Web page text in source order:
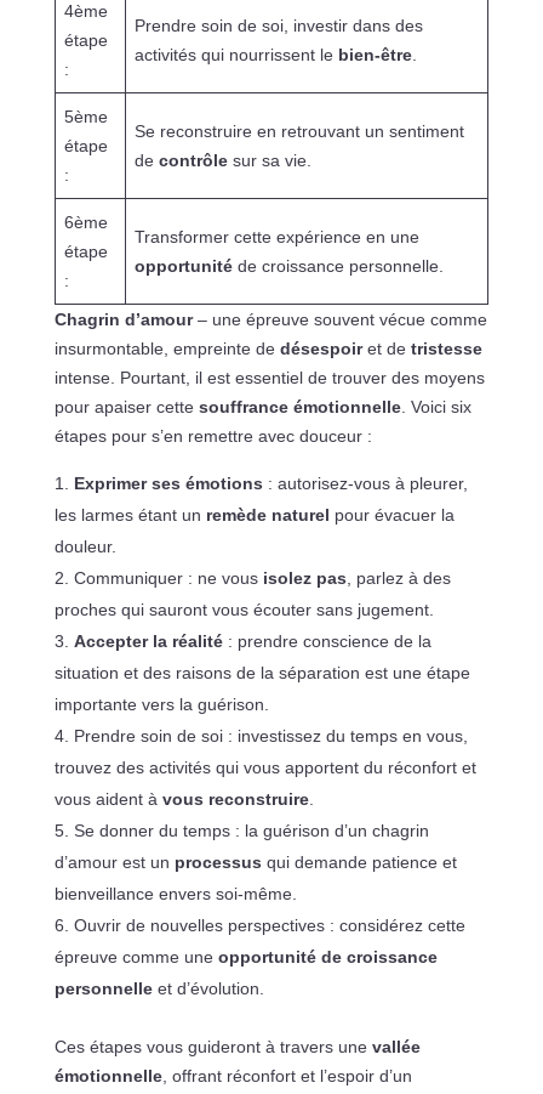
4ème
étape
:
Prendre soin de soi, investir dans des
activités qui nourrissent le bien-être.
5ème
étape
:
Se reconstruire en retrouvant un sentiment
de contrôlesur sa vie.
6ème
étape
:
Transformer cette expérience en une
opportunitéde croissance personnelle.
Chagrin d’amour– une épreuve souvent vécue comme
insurmontable, empreinte de désespoiret de tristesse
intense. Pourtant, il est essentiel de trouver des moyens
pour apaiser cette souffrance émotionnelle. Voici six
étapes pour s’en remettre avec douceur :
Exprimer ses émotions : autorisez-vous à pleurer,
les larmes étant un remède naturel pour évacuer la
douleur.
Communiquer : ne vous isolez pas , parlez à des
proches qui sauront vous écouter sans jugement.
Accepter la réalité: prendre conscience de la
situation et des raisons de la séparation est une étape
importante vers la guérison.
Prendre soin de soi : investissez du temps en vous,
trouvez des activités qui vous apportent du réconfort et
vous aident à vous reconstruire.
Se donner du temps : la guérison d’un chagrin
d’amour est un processus qui demande patience et
bienveillance envers soi-même.
Ouvrir de nouvelles perspectives : considérez cette
épreuve comme une opportunité de croissance
personnelleet d’évolution.
Ces étapes vous guideront à travers une vallée
émotionnelle, offrant réconfort et l’espoir d’un